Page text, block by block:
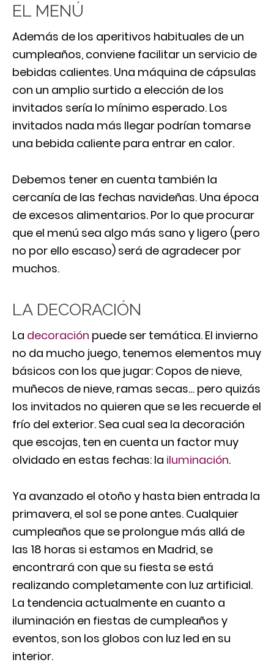
EL MENÚ
Además de los aperitivos habituales de un
cumpleaños, conviene facilitar un servicio de
bebidas calientes. Una máquina de cápsulas
con un amplio surtido a elección de los
invitados sería lo mínimo esperado. Los
invitados nada más llegar podrían tomarse
una bebida caliente para entrar en calor.
Debemos tener en cuenta también la
cercanía de las fechas navideñas. Una época
de excesos alimentarios. Por lo que procurar
que el menú sea algo más sano y ligero (pero
no por ello escaso) será de agradecer por
muchos.
LA DECORACIÓN
La decoración puede ser temática. El invierno
no da mucho juego, tenemos elementos muy
básicos con los que jugar: Copos de nieve,
muñecos de nieve, ramas secas… pero quizás
los invitados no quieren que se les recuerde el
frío del exterior. Sea cual sea la decoración
que escojas, ten en cuenta un factor muy
olvidado en estas fechas: la iluminación.
Ya avanzado el otoño y hasta bien entrada la
primavera, el sol se pone antes. Cualquier
cumpleaños que se prolongue más allá de
las 18 horas si estamos en Madrid, se
encontrará con que su fiesta se está
realizando completamente con luz artificial.
La tendencia actualmente en cuanto a
iluminación en fiestas de cumpleaños y
eventos, son los globos con luz led en su
interior.